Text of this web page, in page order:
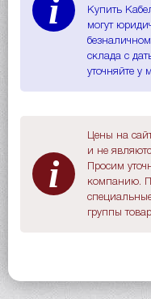
i
Купить
могут
склада с
уточняйте у
i
Цены на
и не
Просим
компанию.
группы